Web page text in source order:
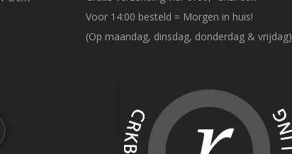
Voor 14:00 besteld = Morgen in huis!
(Op maandag, dinsdag, donderdag & vrijdag)